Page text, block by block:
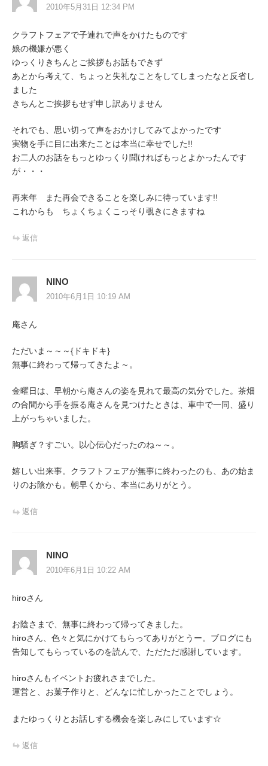
2010年5月31日 12:34 PM
クラフトフェアで子連れで声をかけたものです
娘の機嫌が悪く
ゆっくりきちんとご挨拶もお話もできず
あとから考えて、ちょっと失礼なことをしてしまったなと反省し
ました
きちんとご挨拶もせず申し訳ありません
それでも、思い切って声をおかけしてみてよかったです
実物を手に目に出来たことは本当に幸せでした!!
お二人のお話をもっとゆっくり聞ければもっとよかったんです
が・・・
再来年 また再会できることを楽しみに待っています!!
これからも ちょくちょくこっそり覗きにきますね
返信
NINO
2010年6月1日 10:19 AM
庵さん
ただいま～～～{ドキドキ}
無事に終わって帰ってきたよ～。
金曜日は、早朝から庵さんの姿を見れて最高の気分でした。茶畑
の合間から手を振る庵さんを見つけたときは、車中で一同、盛り
上がっちゃいました。
胸騒ぎ？すごい。以心伝心だったのね～～。
嬉しい出来事。クラフトフェアが無事に終わったのも、あの始ま
りのお陰かも。朝早くから、本当にありがとう。
返信
NINO
2010年6月1日 10:22 AM
hiroさん
お陰さまで、無事に終わって帰ってきました。
hiroさん、色々と気にかけてもらってありがとうー。ブログにも
告知してもらっているのを読んで、ただただ感謝しています。
hiroさんもイベントお疲れさまでした。
運営と、お菓子作りと、どんなに忙しかったことでしょう。
またゆっくりとお話しする機会を楽しみにしています☆
返信